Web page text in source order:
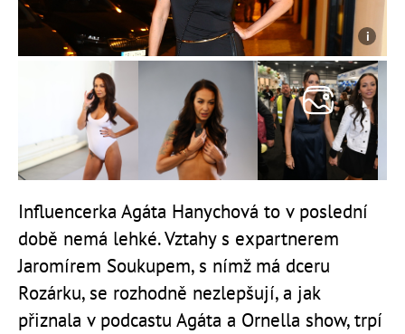
Influencerka Agáta Hanychová to v poslední
době nemá lehké. Vztahy s expartnerem
Jaromírem Soukupem, s nímž má dceru
Rozárku, se rozhodně nezlepšují, a jak
přiznala v podcastu Agáta a Ornella show, trpí